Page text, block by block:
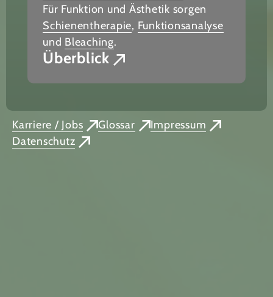
Für Funktion und Ästhetik sorgen
Schienentherapie, Funktionsanalyse
und Bleaching.
Überblick
Karriere / Jobs Glossar
Impressum
Datenschutz